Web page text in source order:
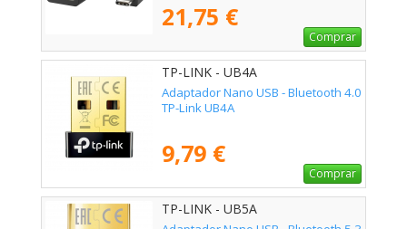
21,75 €
Comprar
TP-LINK - UB4A
Adaptador Nano USB - Bluetooth 4.0
TP-Link UB4A
9,79 €
Comprar
TP-LINK - UB5A